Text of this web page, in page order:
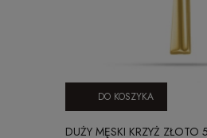
DUŻY MĘSKI KRZYŻ
DO KOSZYKA